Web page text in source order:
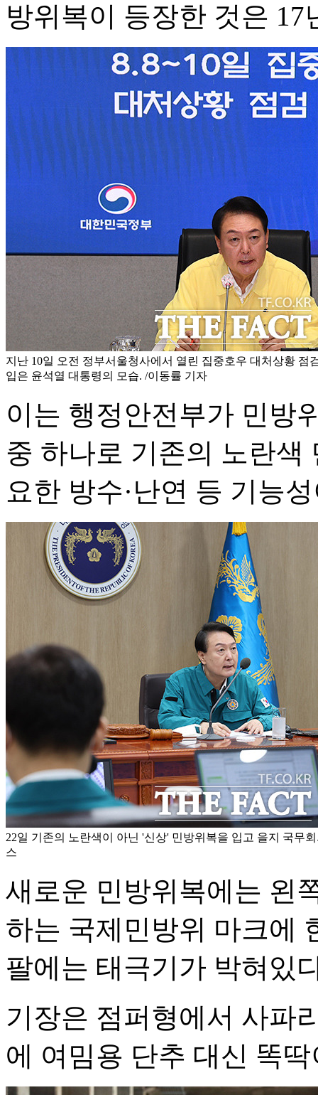
방위복이 등장한 것은 17
지난 10일 오전 정부서울청사에서 열린 집중호우 대처상황 점
입은 윤석열 대통령의 모습. /이동률 기자
이는 행정안전부가 민방
중 하나로 기존의 노란색
요한 방수·난연 등 기능
22일 기존의 노란색이 아닌 '신상' 민방위복을 입고 을지 국무
스
새로운 민방위복에는 왼
하는 국제민방위 마크에
팔에는 태극기가 박혀있
기장은 점퍼형에서 사파
에 여밈용 단추 대신 똑